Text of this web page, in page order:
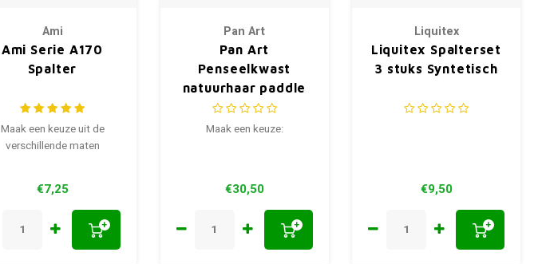
Ami
Ami Serie A170
Spalter
Maak een keuze uit de
verschillende maten
€7,25
+
Pan Art
Pan Art
Penseelkwast
natuurhaar paddle
wash
Maak een keuze:
€30,50
+
Liquitex
Liquitex Spalterset
3 stuks Syntetisch
€9,50
+